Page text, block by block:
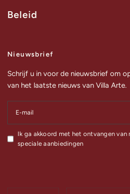
Beleid
Nieuwsbrief
Schrijf u in voor de nieuwsbrief om
van het laatste nieuws van Villa Arte.
E‑mail
Ik ga akkoord met het ontvangen van
speciale aanbiedingen